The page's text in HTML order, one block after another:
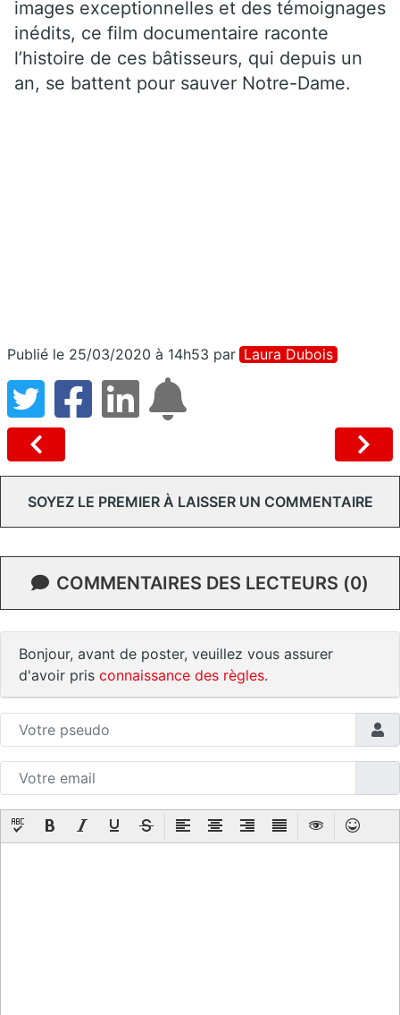
images exceptionnelles et des témoignages
inédits, ce film documentaire raconte
l’histoire de ces bâtisseurs, qui depuis un
an, se battent pour sauver Notre-Dame.
Publié le 25/03/2020 à 14h53 par Laura Dubois
SOYEZ LE PREMIER À LAISSER UN COMMENTAIRE
COMMENTAIRES DES LECTEURS (0)
Bonjour, avant de poster, veuillez vous assurer
d'avoir pris connaissance des règles.